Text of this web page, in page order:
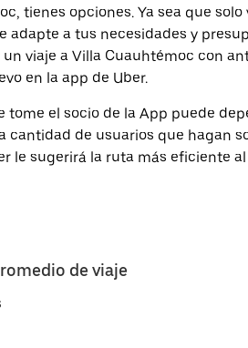
tienes opciones. Ya sea que
adapte a tus necesidades y
viaje a Villa Cuauhtémoc con
en la app de Uber.
tome el socio de la App puede
cantidad de usuarios que hagan
le sugerirá la ruta más eficiente
de viaje